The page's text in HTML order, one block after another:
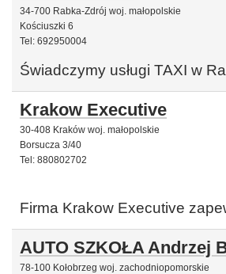
34-700 Rabka-Zdrój woj. małopolskie
Kościuszki 6
Tel: 692950004
Świadczymy usługi TAXI w
Krakow Executive
30-408 Kraków woj. małopolskie
Borsucza 3/40
Tel: 880802702
Firma Krakow Executive
AUTO SZKOŁA Andrzej
78-100 Kołobrzeg woj. zachodniopomorskie